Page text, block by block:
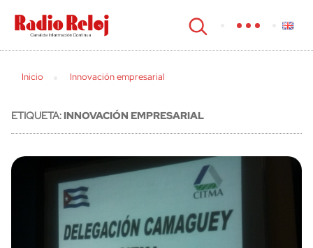
cerrar
Inicio Innovación empresarial
ETIQUETA:INNOVACIÓN EMPRESARIAL